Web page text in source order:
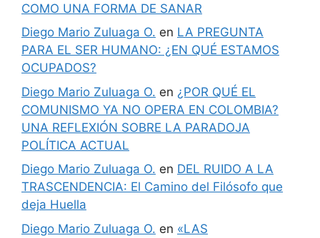
COMO UNA FORMA DE SANAR
Diego Mario Zuluaga O. en LA PREGUNTA
PARA EL SER HUMANO: ¿EN QUÉ ESTAMOS
OCUPADOS?
Diego Mario Zuluaga O. en ¿POR QUÉ EL
COMUNISMO YA NO OPERA EN COLOMBIA?
UNA REFLEXIÓN SOBRE LA PARADOJA
POLÍTICA ACTUAL
Diego Mario Zuluaga O. en DEL RUIDO A LA
TRASCENDENCIA: El Camino del Filósofo que
deja Huella
Diego Mario Zuluaga O. en «LAS